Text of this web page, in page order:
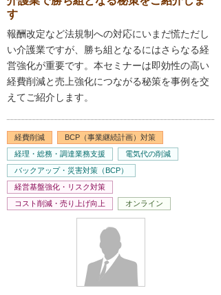
す
報酬改定など法規制への対応にいまだ慌ただし
い介護業ですが、勝ち組となるにはさらなる経
営強化が重要です。本セミナーは即効性の高い
経費削減と売上強化につながる秘策を事例を交
えてご紹介します。
経費削減
BCP（事業継続計画）対策
経理・総務・調達業務支援
電気代の削減
バックアップ・災害対策（BCP）
経営基盤強化・リスク対策
コスト削減・売り上げ向上
オンライン